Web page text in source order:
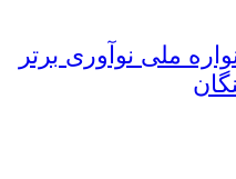
ملی نوآوری برتر